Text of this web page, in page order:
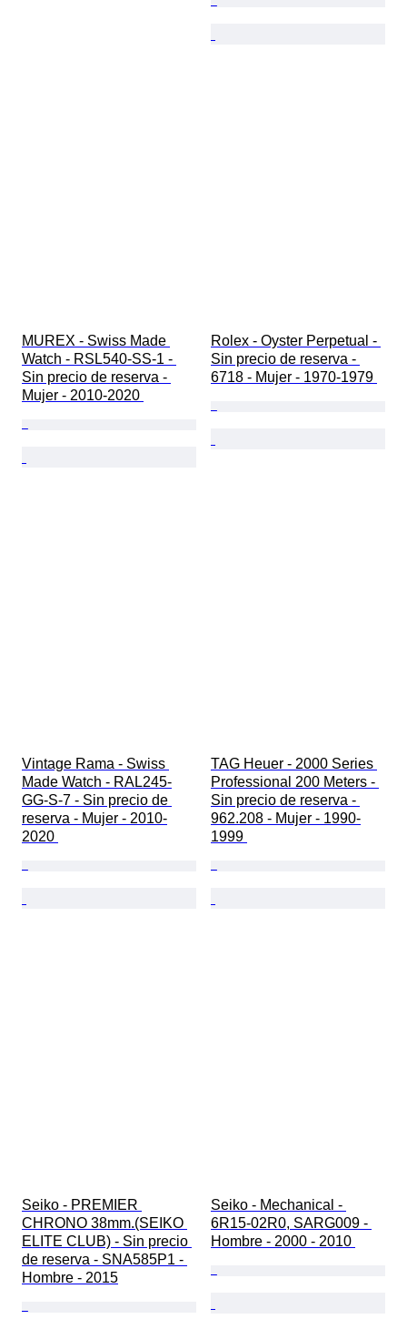
MUREX - Swiss Made
Watch - RSL540-SS-1 -
Sin precio de reserva -
Mujer - 2010-2020
Rolex - Oyster Perpetual -
Sin precio de reserva -
6718 - Mujer - 1970-1979
Vintage Rama - Swiss
Made Watch - RAL245-
GG-S-7 - Sin precio de
reserva - Mujer - 2010-
2020
TAG Heuer - 2000 Series
Professional 200 Meters -
Sin precio de reserva -
962.208 - Mujer - 1990-
1999
Seiko - PREMIER
CHRONO 38mm.(SEIKO
ELITE CLUB) - Sin precio
de reserva - SNA585P1 -
Hombre - 2015
Seiko - Mechanical -
6R15-02R0, SARG009 -
Hombre - 2000 - 2010